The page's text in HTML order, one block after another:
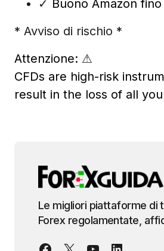
✓ Buono Amazon fino
* Avviso di rischio *
Attenzione: ⚠
CFDs are high-risk
result in the loss of all
Le migliori piattaforme di
Forex regolamentate,